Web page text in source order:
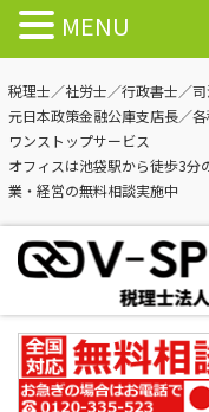
税理士／社労士／行政書士／
元日本政策金融公庫支店長／
ワンストップサービス
オフィスは池袋駅から徒歩3分
業・経営の無料相談実施中
MENU